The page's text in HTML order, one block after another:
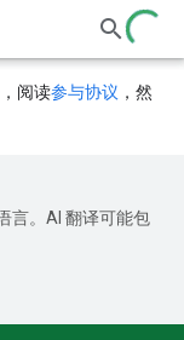
，阅读参与协议 ，然
言。AI 翻译可能包